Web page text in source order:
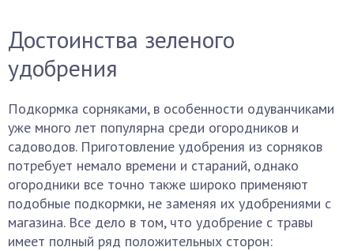
Достоинства зеленого
удобрения
Подкормка сорняками, в особенности одуванчиками
уже много лет популярна среди огородников и
садоводов. Приготовление удобрения из сорняков
потребует немало времени и стараний, однако
огородники все точно также широко применяют
подобные подкормки, не заменяя их удобрениями с
магазина. Все дело в том, что удобрение с травы
имеет полный ряд положительных сторон: